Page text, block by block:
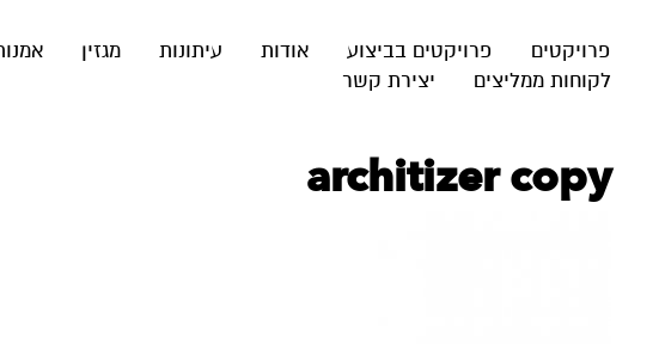
פרויקטים פרויקטים בביצוע אודות עיתונות מגזין
לקוחות ממליצים
יצירת קשר
architizer copy